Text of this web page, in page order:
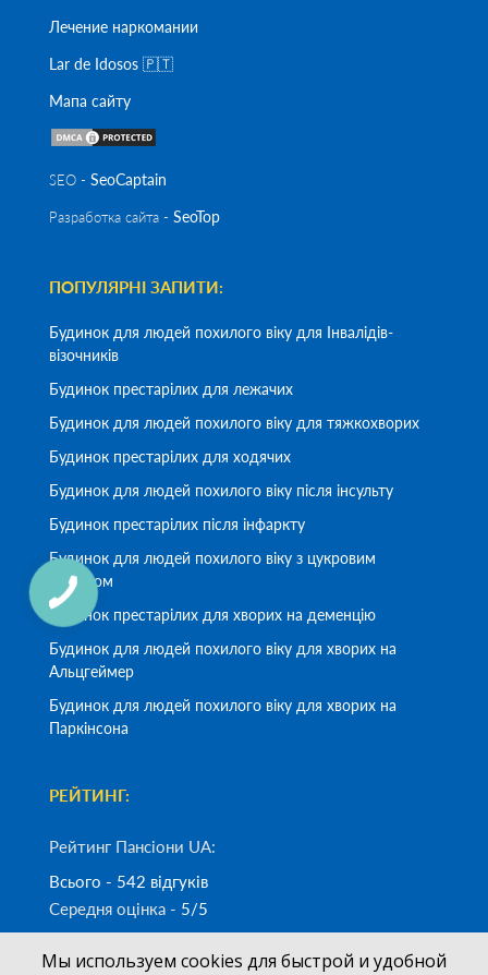
Лечение наркомании
Lar de Idosos 🇵🇹
Мапа сайту
SEO - SeoСaptain
Разработка сайта - SeoTop
ПОПУЛЯРНІ ЗАПИТИ:
Будинок для людей похилого віку для Інвалідів-
візочників
Будинок престарілих для лежачих
Будинок для людей похилого віку для тяжкохворих
Будинок престарілих для ходячих
Будинок для людей похилого віку після інсульту
Будинок престарілих після інфаркту
Будинок для людей похилого віку з цукровим
діабетом
Будинок престарілих для хворих на деменцію
Будинок для людей похилого віку для хворих на
Альцгеймер
Будинок для людей похилого віку для хворих на
Паркінсона
РЕЙТИНГ:
Рейтинг Пансіони UA:
Всього - 542 відгуків
Середня оцінка - 5/5
Мы используем cookies для быстрой и удобной